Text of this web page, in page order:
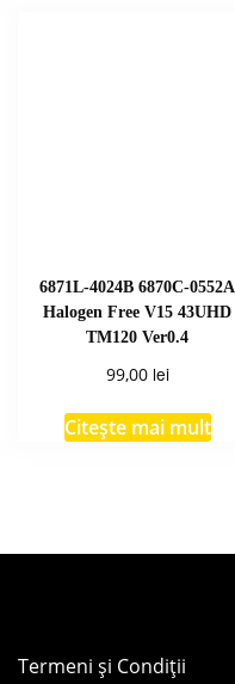
6871L-4024B 6870C-0552A
Halogen Free V15 43UHD
TM120 Ver0.4
99,00 lei
Citește mai mult
Termeni și Condiții